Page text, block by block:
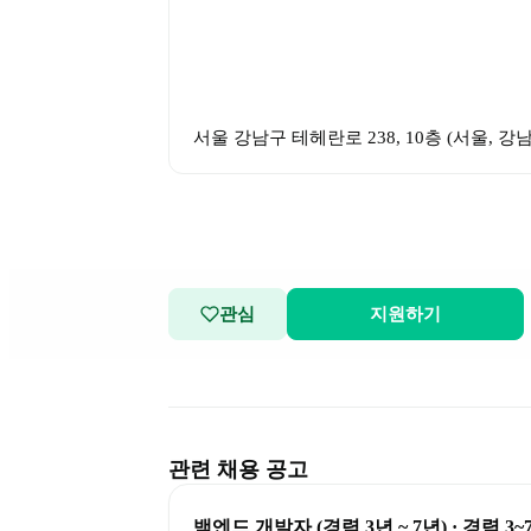
서울 강남구 테헤란로 238, 10층 (서울, 강
관심 지원하기
관련 채용 공고